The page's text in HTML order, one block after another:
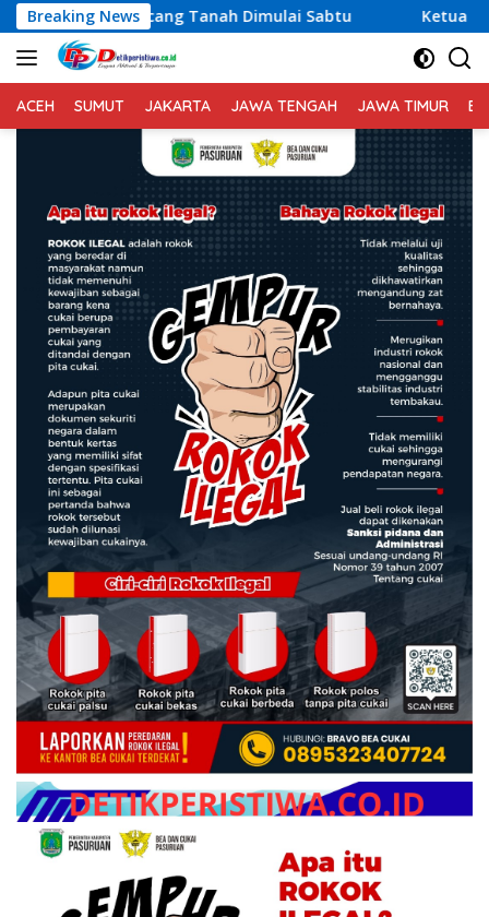
Langsung
ke
konten
Breaking News
Kacang Tanah Dimulai Sabtu Ketua Umum
ACEH SUMUT JAKARTA JAWA TENGAH JAWA TIMUR